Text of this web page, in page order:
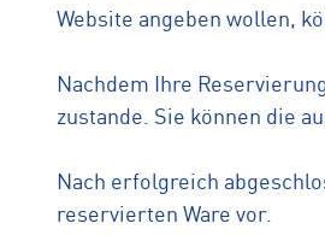
Website angeben wollen,
Nachdem Ihre
zustande. Sie können die
Nach erfolgreich
reservierten Ware vor.